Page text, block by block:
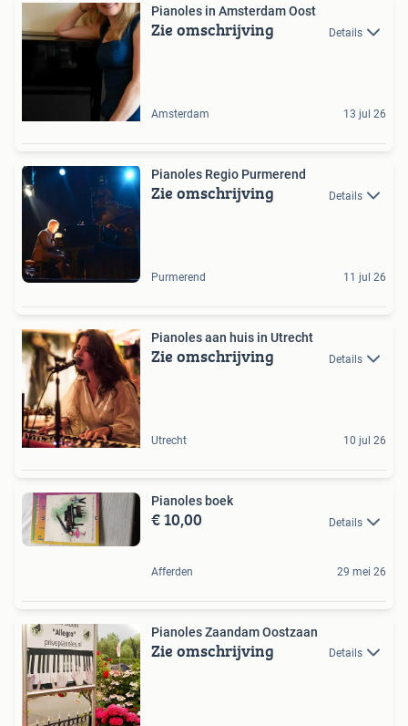
Pianoles in Amsterdam Oost
Zie omschrijving Details
Amsterdam 13 jul 26
Pianoles Regio Purmerend
Zie omschrijving Details
Purmerend 11 jul 26
Pianoles aan huis in Utrecht
Zie omschrijving Details
Utrecht 10 jul 26
Pianoles boek
€ 10,00 Details
Afferden 29 mei 26
Pianoles Zaandam Oostzaan
Zie omschrijving Details